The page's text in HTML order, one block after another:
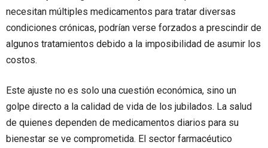
necesitan múltiples medicamentos para tratar diversas
condiciones crónicas, podrían verse forzados a prescindir de
algunos tratamientos debido a la imposibilidad de asumir los
costos.
Este ajuste no es solo una cuestión económica, sino un
golpe directo a la calidad de vida de los jubilados. La salud
de quienes dependen de medicamentos diarios para su
bienestar se ve comprometida. El sector farmacéutico